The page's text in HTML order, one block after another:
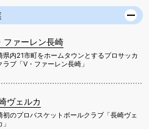
ファーレン長崎
県内21市町をホームタウンとするプロサッカ
ラブ「V・ファーレン長崎」
ヴェルカ
初のプロバスケットボールクラブ「長崎ヴェ